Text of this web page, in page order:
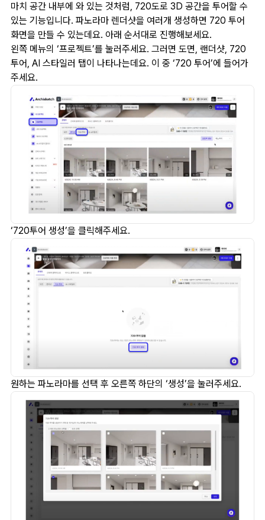
마치 공간 내부에 와 있는 것처럼, 720도로 3D 공간을 투어할 수
있는 기능입니다. 파노라마 렌더샷을 여러개 생성하면 720 투어
화면을 만들 수 있는데요. 아래 순서대로 진행해보세요.
왼쪽 메뉴의 ‘프로젝트’를 눌러주세요. 그러면 도면, 랜더샷, 720
투어, AI 스타일러 탭이 나타나는데요. 이 중 ‘720 투어’에 들어가
주세요.
‘720투어 생성’을 클릭해주세요.
원하는 파노라마를 선택 후 오른쪽 하단의 ‘생성’을 눌러주세요.